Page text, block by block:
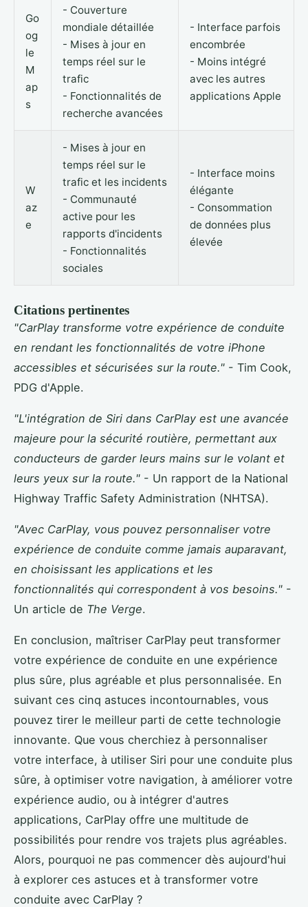
Go
og
le
M
ap
s
- Couverture
mondiale détaillée
- Mises à jour en
temps réel sur le
trafic
- Fonctionnalités de
recherche avancées
- Interface parfois
encombrée
- Moins intégré
avec les autres
applications Apple
W
az
e
- Mises à jour en
temps réel sur le
trafic et les incidents
- Communauté
active pour les
rapports d'incidents
- Fonctionnalités
sociales
- Interface moins
élégante
- Consommation
de données plus
élevée
Citations pertinentes
"CarPlay transforme votre expérience de conduite
en rendant les fonctionnalités de votre iPhone
accessibles et sécurisées sur la route." - Tim Cook,
PDG d'Apple.
"L'intégration de Siri dans CarPlay est une avancée
majeure pour la sécurité routière, permettant aux
conducteurs de garder leurs mains sur le volant et
leurs yeux sur la route." - Un rapport de la National
Highway Traffic Safety Administration (NHTSA).
"Avec CarPlay, vous pouvez personnaliser votre
expérience de conduite comme jamais auparavant,
en choisissant les applications et les
fonctionnalités qui correspondent à vos besoins." -
Un article de The Verge.
En conclusion, maîtriser CarPlay peut transformer
votre expérience de conduite en une expérience
plus sûre, plus agréable et plus personnalisée. En
suivant ces cinq astuces incontournables, vous
pouvez tirer le meilleur parti de cette technologie
innovante. Que vous cherchiez à personnaliser
votre interface, à utiliser Siri pour une conduite plus
sûre, à optimiser votre navigation, à améliorer votre
expérience audio, ou à intégrer d'autres
applications, CarPlay offre une multitude de
possibilités pour rendre vos trajets plus agréables.
Alors, pourquoi ne pas commencer dès aujourd'hui
à explorer ces astuces et à transformer votre
conduite avec CarPlay ?